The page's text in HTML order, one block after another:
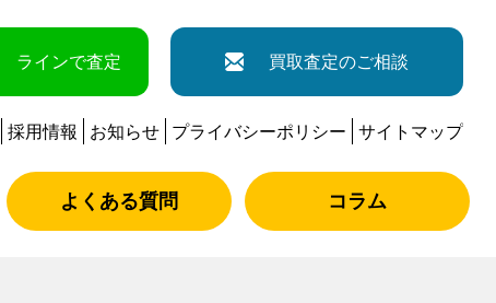
ラインで査定 買取査定のご相談
採用情報 お知らせ プライバシーポリシー サイトマップ
よくある質問 コラム